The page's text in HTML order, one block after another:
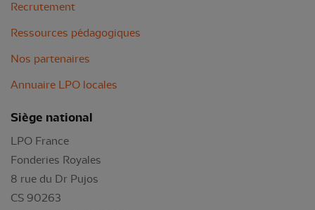
Recrutement
Ressources pédagogiques
Nos partenaires
Annuaire LPO locales
Siège national
LPO France
Fonderies Royales
8 rue du Dr Pujos
CS 90263